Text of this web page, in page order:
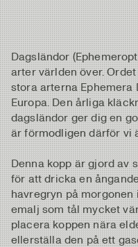
Dagsländor
arter världen över.
stora arterna Ephemera
Europa. Den årliga
dagsländor ger dig en
är förmodligen därför vi
Denna kopp är gjord av
för att dricka en
havregryn på morgonen
emalj som tål mycket
placera koppen nära
ellerställa den på ett